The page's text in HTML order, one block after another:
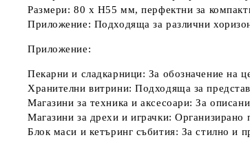
Размери: 80 х Н55 мм, перфектни за
Приложение: Подходяща за различни
Приложение:
Пекарни и сладкарници: За обозначение на
Хранителни витрини: Подходяща за
Магазини за техника и аксесоари: За
Магазини за дрехи и играчки: Организирано
Блок маси и кетъринг събития: За стилно и